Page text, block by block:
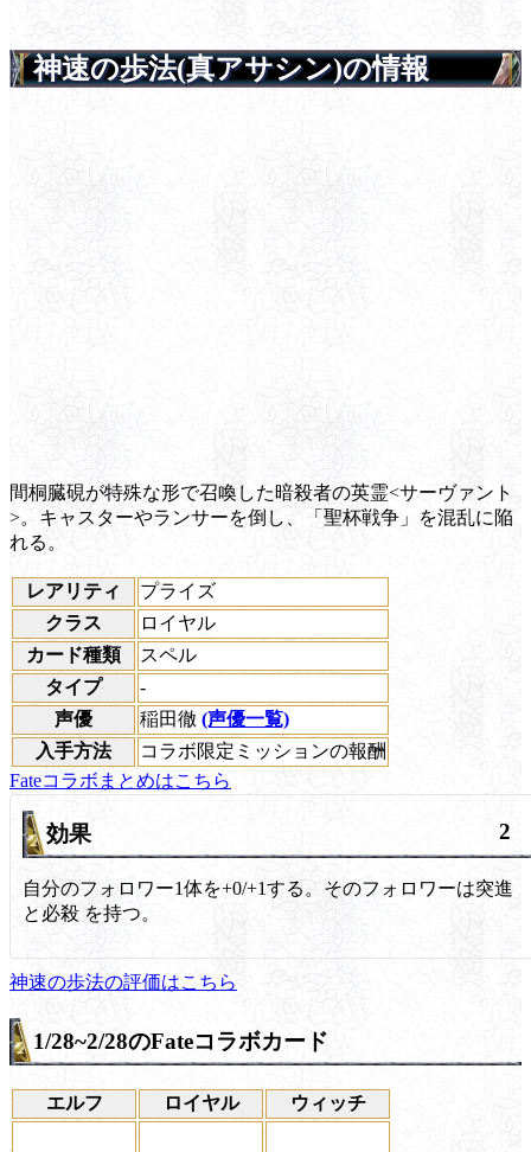
神速の歩法(真アサシン)の情報
間桐臓硯が特殊な形で召喚した暗殺者の英霊<サーヴァント
>。キャスターやランサーを倒し、「聖杯戦争」を混乱に陥
れる。
レアリティ
プライズ
クラス
ロイヤル
カード種類
スペル
タイプ
-
声優
稲田徹 (声優一覧)
入手方法
コラボ限定ミッションの報酬
Fateコラボまとめはこちら
効果 2
自分のフォロワー1体を+0/+1する。そのフォロワーは突進
と必殺 を持つ。
神速の歩法の評価はこちら
1/28~2/28のFateコラボカード
エルフ ロイヤル ウィッチ